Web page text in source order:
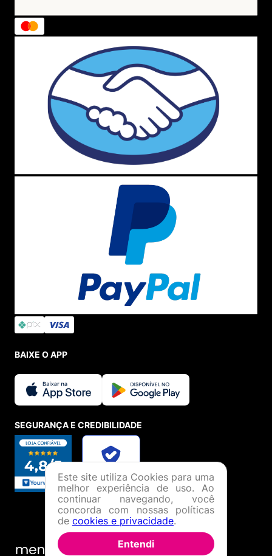
BAIXE O APP
SEGURANÇA E CREDIBILIDADE
Este site utiliza Cookies para uma
melhor experiência de uso. Ao
continuar navegando, você
concorda com nossas políticas
de cookies e privacidade.
Entendi